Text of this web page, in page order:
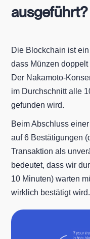
ausgeführt?
Die Blockchain ist
dass Münzen
Der Nakamoto-
im Durchschnitt alle
gefunden wird.
Beim Abschluss
auf 6 Bestätigungen
Transaktion als
bedeutet, dass wir
10 Minuten) warten
wirklich bestätigt wird.